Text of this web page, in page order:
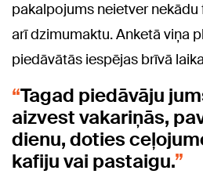
pakalpojums neietver
arī dzimumaktu. Anketā viņa
piedāvātās iespējas brīvā
Tagad piedāvāju
aizvest vakariņās,
dienu, doties
kafiju vai pastaigu.